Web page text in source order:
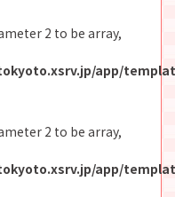
2 to be array,
app/
2 to be array,
app/